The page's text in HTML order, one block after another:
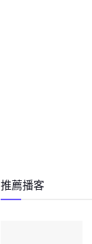
推薦播客